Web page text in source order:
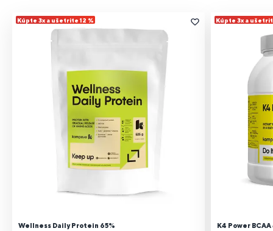
Kúpte 3x a ušetrite 12 %
Wellness Daily Protein 65%
Kúpte 3x a
K4 Power